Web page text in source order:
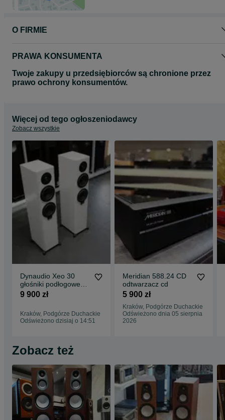
O FIRMIE
PRAWA KONSUMENTA
Twoje zakupy u przedsiębiorców są chronione przez
prawo ochrony konsumentów.
Więcej od tego ogłoszeniodawcy
Zobacz wszystkie
Dynaudio Xeo 30
głośniki podłogowe
aktywne
9 900 zł
Kraków, Podgórze Duchackie
Odświeżono dzisiaj o 14:51
Meridian 588.24 CD
odtwarzacz cd
5 900 zł
Kraków, Podgórze Duchackie
Odświeżono dnia 05 sierpnia
2026
Zobacz też